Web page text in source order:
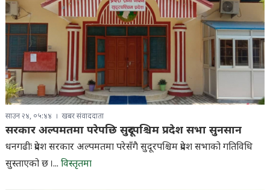
साउन २४, ०५:४४ खबर संवाददाता
सरकार अल्पमतमा परेपछि सुदूरपश्चिम प्रदेश सभा सुनसान
धनगढीः प्रदेश सरकार अल्पमतमा परेसँगै सुदूरपश्चिम प्रदेश सभाको गतिविधि
सुस्ताएको छ ।... विस्तृतमा